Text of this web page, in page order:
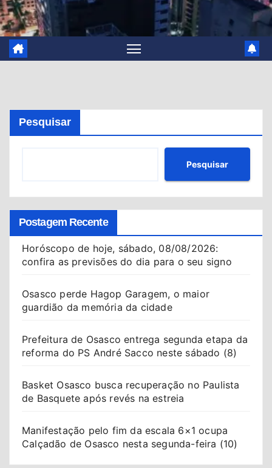
Pesquisar
Pesquisar
Postagem Recente
Horóscopo de hoje, sábado, 08/08/2026:
confira as previsões do dia para o seu signo
Osasco perde Hagop Garagem, o maior
guardião da memória da cidade
Prefeitura de Osasco entrega segunda etapa da
reforma do PS André Sacco neste sábado (8)
Basket Osasco busca recuperação no Paulista
de Basquete após revés na estreia
Manifestação pelo fim da escala 6×1 ocupa
Calçadão de Osasco nesta segunda-feira (10)